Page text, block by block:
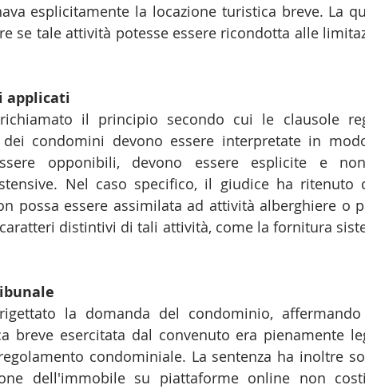
esplicitamente la locazione turistica breve. La
se tale attività potesse essere ricondotta alle
applicati
il principio secondo cui le clausole
condomini devono essere interpretate in
opponibili, devono essere esplicite e
Nel caso specifico, il giudice ha ritenuto
possa essere assimilata ad attività alberghiere o
distintivi di tali attività, come la fornitura
la domanda del condominio,
breve esercitata dal convenuto era pienamente
condominiale. La sentenza ha inoltre
dell'immobile su piattaforme online non